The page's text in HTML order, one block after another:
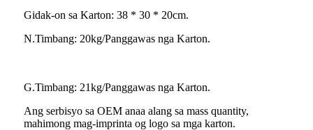
Gidak-on sa Karton: 38 * 30 * 20cm.
N.Timbang: 20kg/Panggawas nga Karton.
G.Timbang: 21kg/Panggawas nga Karton.
Ang serbisyo sa OEM anaa alang sa mass quantity,
mahimong mag-imprinta og logo sa mga karton.